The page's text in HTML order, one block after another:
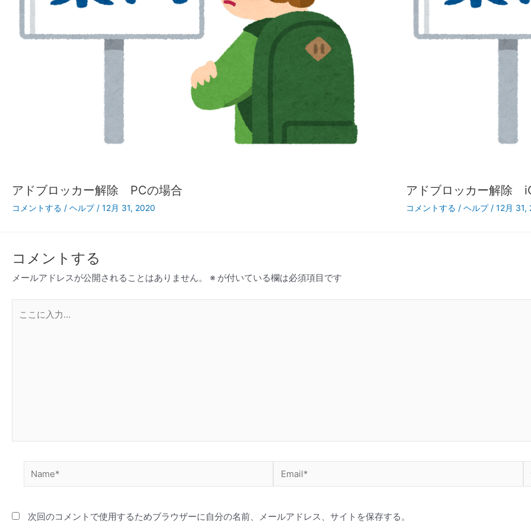
アドブロッカー解除 PCの場合
コメントする / ヘルプ/ 12月 31, 2020
アドブロッカー解除
コメントする / ヘルプ/ 12月 31,
コメントする
メールアドレスが公開されることはありません。 ※ が付いている欄は必須項目です
Name* Email*
イ
次回のコメントで使用するためブラウザーに自分の名前、メールアドレス、サイトを保存する。